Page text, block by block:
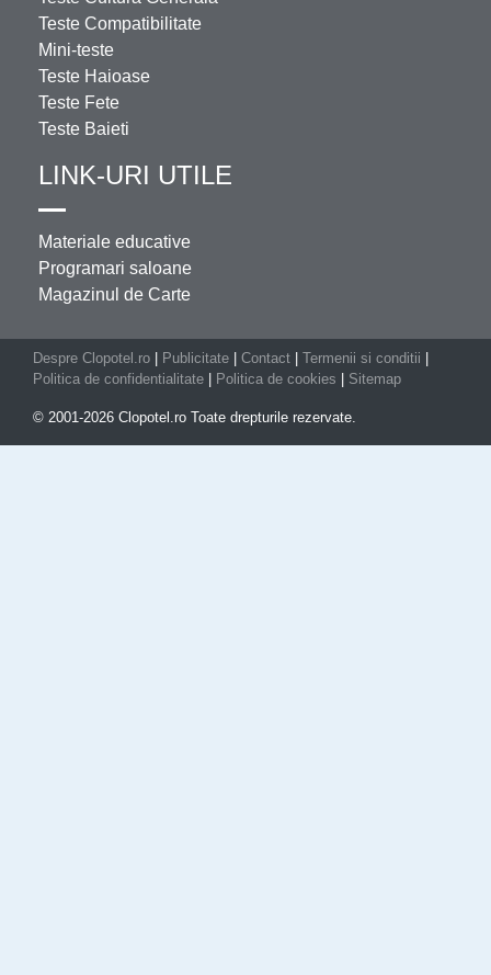
Teste Compatibilitate
Mini-teste
Teste Haioase
Teste Fete
Teste Baieti
LINK-URI UTILE
Materiale educative
Programari saloane
Magazinul de Carte
Despre Clopotel.ro Publicitate Contact Termenii si conditii
Politica de confidentialitate
Politica de cookies Sitemap
© 2001-2026 Clopotel.ro Toate drepturile rezervate.